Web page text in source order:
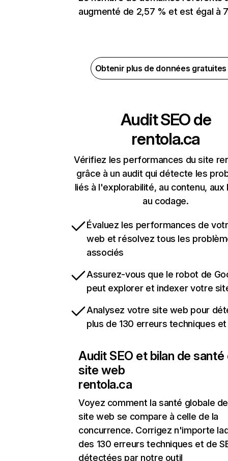
augmenté de 2,57 % et est égal à
Obtenir plus de données
Audit SEO de
rentola.ca
Vérifiez les performances du site
grâce à un audit qui détecte les
liés à l'explorabilité, au contenu, aux
au codage.
Évaluez les performances de
web et résolvez tous les
associés
Assurez-vous que le robot de
peut explorer et indexer votre
Analysez votre site web pour
plus de 130 erreurs techniques et
Audit SEO et bilan de santé
site web
rentola.ca
Voyez comment la santé globale
site web se compare à celle de la
concurrence. Corrigez n'importe
des 130 erreurs techniques et de
détectées par notre outil